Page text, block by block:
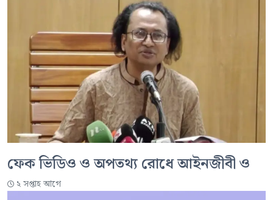
ফেক ভিডিও ও অপতথ্য রোধে আইনজীবী ও
২ সপ্তাহ আগে